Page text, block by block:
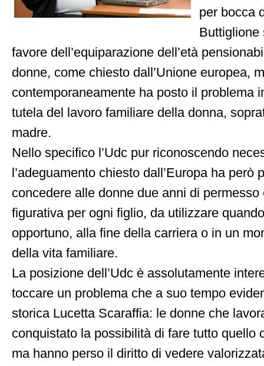
per bocca
Buttiglione
favore dell’equiparazione dell’età
donne, come chiesto dall’Unione europea,
contemporaneamente ha posto il problema
tutela del lavoro familiare della donna,
madre.
Nello specifico l’Udc pur riconoscendo
l’adeguamento chiesto dall’Europa ha però
concedere alle donne due anni di
figurativa per ogni figlio, da utilizzare
opportuno, alla fine della carriera o in un
della vita familiare.
La posizione dell’Udc è assolutamente
toccare un problema che a suo tempo
storica Lucetta Scaraffia: le donne che
conquistato la possibilità di fare tutto quello
ma hanno perso il diritto di vedere